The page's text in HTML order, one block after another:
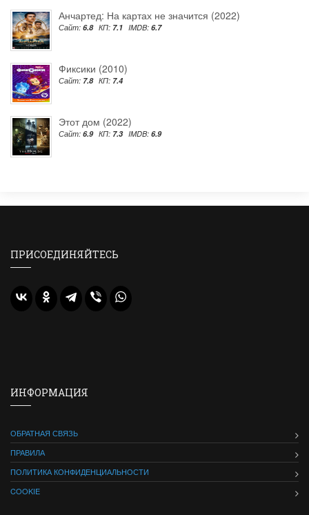
Анчартед: На картах не значится (2022)
Сайт: 6.8 КП: 7.1 IMDB: 6.7
Фиксики (2010)
Сайт: 7.8 КП: 7.4
Этот дом (2022)
Сайт: 6.9 КП: 7.3 IMDB: 6.9
ПРИСОЕДИНЯЙТЕСЬ
ИНФОРМАЦИЯ
ОБРАТНАЯ СВЯЗЬ
ПРАВИЛА
ПОЛИТИКА КОНФИДЕНЦИАЛЬНОСТИ
COOKIE